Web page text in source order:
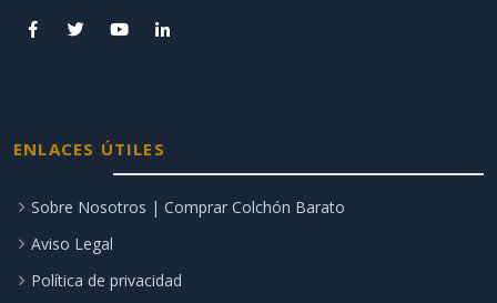
ENLACES ÚTILES
Sobre Nosotros | Comprar Colchón Barato
Aviso Legal
Política de privacidad